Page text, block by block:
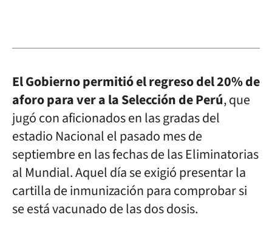
El Gobierno permitió el regreso del 20% de
aforo para ver a la Selección de Perú, que
jugó con aficionados en las gradas del
estadio Nacional el pasado mes de
septiembre en las fechas de las Eliminatorias
al Mundial. Aquel día se exigió presentar la
cartilla de inmunización para comprobar si
se está vacunado de las dos dosis.